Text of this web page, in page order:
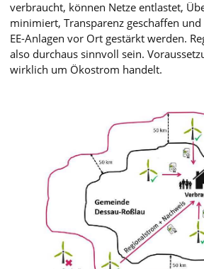
verbraucht, können Netze entlastet,
minimiert, Transparenz geschaffen
EE-Anlagen vor Ort gestärkt werden.
also durchaus sinnvoll sein.
wirklich um Ökostrom handelt.